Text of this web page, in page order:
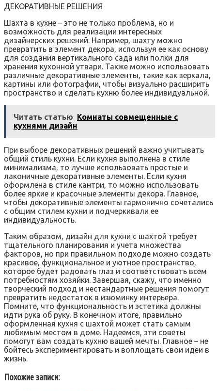
ДЕКОРАТИВНЫЕ РЕШЕНИЯ
Шахта в кухне – это не только проблема, но и
возможность для реализации интересных
дизайнерских решений. Например, шахту можно
превратить в элемент декора, используя ее как основу
для создания вертикального сада или полки для
хранения кухонной утвари. Также можно использовать
различные декоративные элементы, такие как зеркала,
картины или фотографии, чтобы визуально расширить
пространство и сделать кухню более индивидуальной.
Читать статью Комнаты совмещенные с
кухнями дизайн
При выборе декоративных решений важно учитывать
общий стиль кухни. Если кухня выполнена в стиле
минимализма, то лучше использовать простые и
лаконичные декоративные элементы. Если кухня
оформлена в стиле кантри, то можно использовать
более яркие и красочные элементы декора. Главное,
чтобы декоративные элементы гармонично сочетались
с общим стилем кухни и подчеркивали ее
индивидуальность.
Таким образом, дизайн для кухни с шахтой требует
тщательного планирования и учета множества
факторов, но при правильном подходе можно создать
красивое, функциональное и уютное пространство,
которое будет радовать глаз и соответствовать всем
потребностям хозяйки. Завершая, скажу, что именно
творческий подход и нестандартные решения помогут
превратить недостаток в изюминку интерьера.
Помните, что функциональность и эстетика должны
идти рука об руку. В конечном итоге, правильно
оформленная кухня с шахтой может стать самым
любимым местом в доме. Надеемся, эти советы
помогут вам создать кухню вашей мечты. Главное – не
бойтесь экспериментировать и воплощать свои идеи в
жизнь.
Похожие записи: